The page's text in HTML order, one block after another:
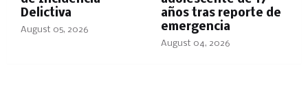
Delictiva
August 05, 2026
años tras reporte de
emergencia
August 04, 2026